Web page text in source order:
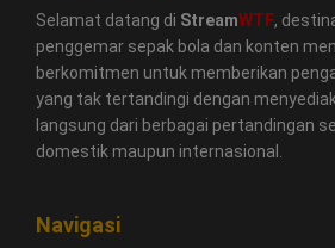
Selamat datang di StreamWTF,
penggemar sepak bola dan konten
berkomitmen untuk memberikan
yang tak tertandingi dengan
langsung dari berbagai pertandingan
domestik maupun internasional.
Navigasi